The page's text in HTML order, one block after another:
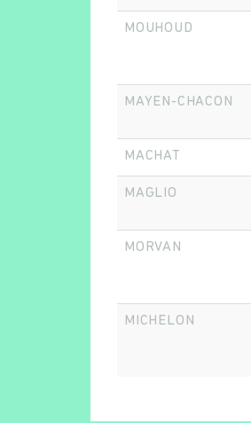
MOUHOUD
MAYEN-CHACON
MACHAT
MAGLIO
MORVAN
MICHELON